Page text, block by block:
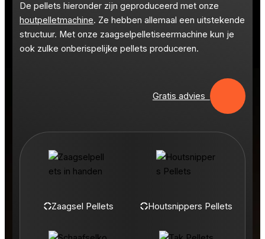
De pellets hieronder zijn geproduceerd met onze
houtpelletmachine. Ze hebben allemaal een uitstekende
structuur. Met onze zaagselpelletiseermachine kun je
ook zulke onberispelijke pellets produceren.
Gratis advies
Zaagsel Pellets Houtsnippers Pellets